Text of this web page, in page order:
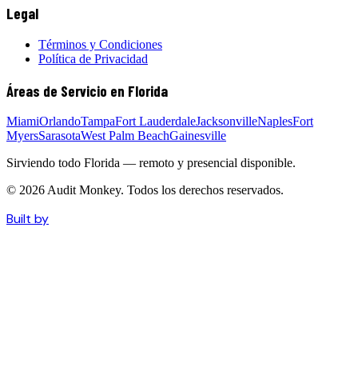
Legal
Términos y Condiciones
Política de Privacidad
Áreas de Servicio en Florida
MiamiOrlandoTampaFort LauderdaleJacksonvilleNaplesFort
MyersSarasotaWest Palm BeachGainesville
Sirviendo todo Florida — remoto y presencial disponible.
© 2026 Audit Monkey. Todos los derechos reservados.
Built by